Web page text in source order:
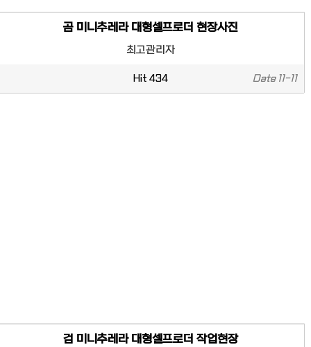
곰 미니추레라 대형셀프로더 현장사진
최고관리자
Hit 434 Date11-11
검 미니추레라 대형셀프로더 작업현장